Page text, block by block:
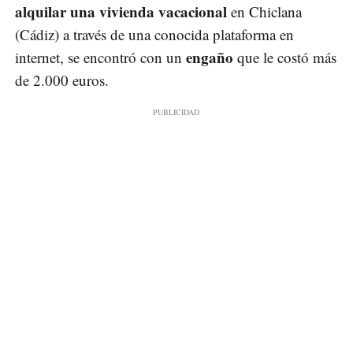
alquilar una vivienda vacacional en Chiclana
(Cádiz) a través de una conocida plataforma en
internet, se encontró con un engaño que le costó más
de 2.000 euros.